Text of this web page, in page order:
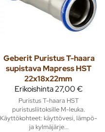
Geberit Puristus T-haara
supistava Mapress HST
22x18x22mm
Erikoishinta27,00 €
Puristus T-haara HST
puristusliitoksille M-leuka.
Käyttökohteet: käyttövesi, lämpö-
ja kylmäjärje...